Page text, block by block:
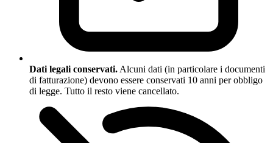
Dati legali conservati. Alcuni dati (in particolare i documenti
di fatturazione) devono essere conservati 10 anni per obbligo
di legge. Tutto il resto viene cancellato.